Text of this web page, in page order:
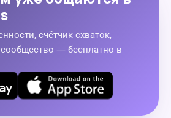
счётчик схваток,
— бесплатно в